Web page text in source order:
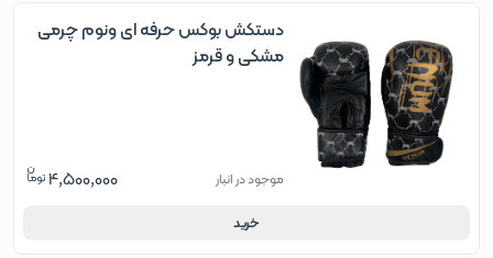
دستکش بوکس حرفه ای ونوم چرمی
مشکی و قرمز
موجود در انبار 4,500,000
خرید